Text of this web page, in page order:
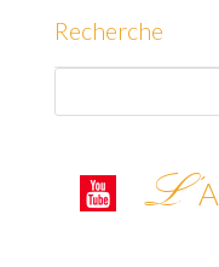
Recherche
L’